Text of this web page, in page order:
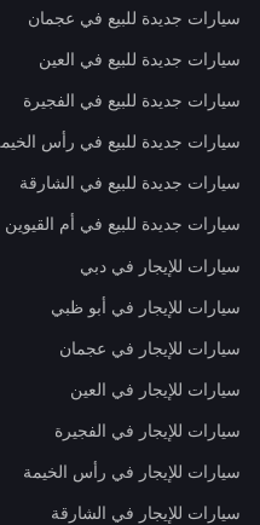
سيارات جديدة للبيع في عجمان
سيارات جديدة للبيع في العين
سيارات جديدة للبيع في الفجيرة
سيارات جديدة للبيع في رأس
سيارات جديدة للبيع في الشارقة
سيارات جديدة للبيع في أم القيوين
سيارات للإيجار في دبي
سيارات للإيجار في أبو ظبي
سيارات للإيجار في عجمان
سيارات للإيجار في العين
سيارات للإيجار في الفجيرة
سيارات للإيجار في رأس الخيمة
سيارات للإيجار في الشارقة